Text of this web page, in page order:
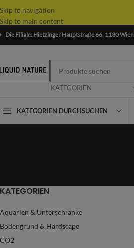
Skip to navigation
Skip to main content
Die Filiale: Hietzinger Hauptstraße 66, 1130 Wien
KATEGORIEN
KATEGORIEN DURCHSUCHEN
KATEGORIEN
Aquarien & Unterschränke
Bodengrund & Hardscape
CO2